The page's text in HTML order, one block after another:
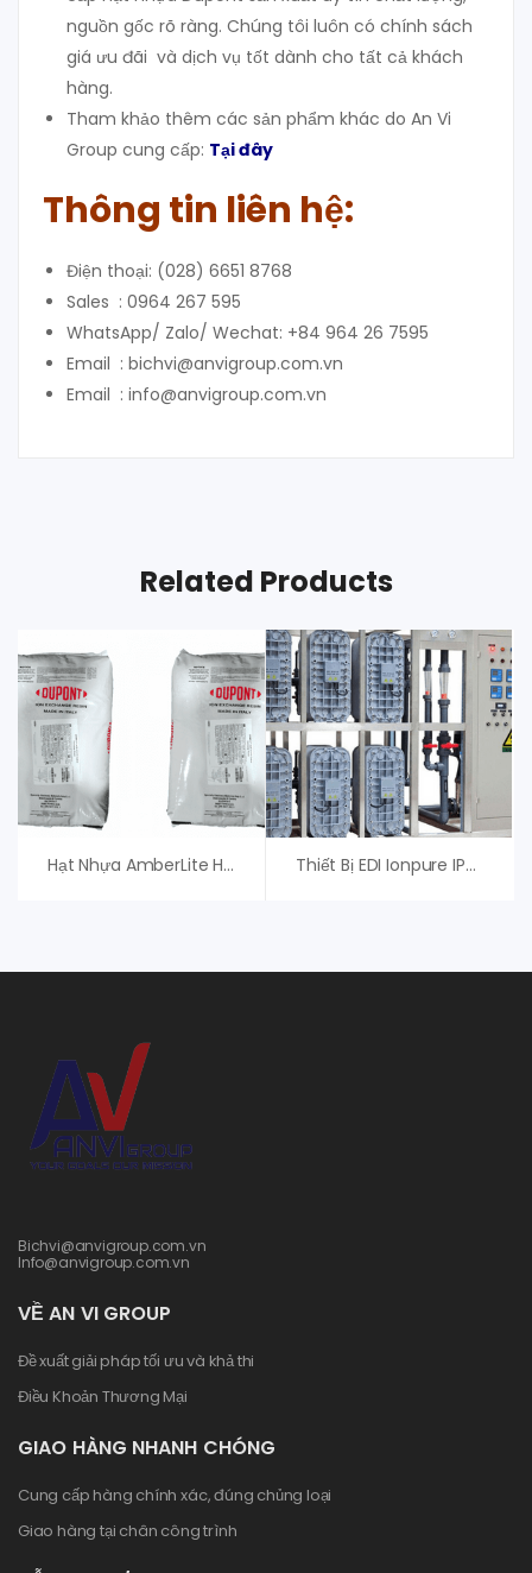
nguồn gốc rõ ràng. Chúng tôi luôn có chính sách
giá ưu đãi và dịch vụ tốt dành cho tất cả khách
hàng.
Tham khảo thêm các sản phẩm khác do An Vi
Group cung cấp: Tại đây
Thông tin liên hệ:
Điện thoại: (028) 6651 8768
Sales : 0964 267 595
WhatsApp/ Zalo/ Wechat: +84 964 26 7595
Email : bichvi@anvigroup.com.vn
Email : info@anvigroup.com.vn
Related Products
Hạt Nhựa AmberLite HPR1200 H – Chính Hãng Thiết Bị EDI Ionpure IP-LXM24HI-3 Xylem (Evoqua)
Bichvi@anvigroup.com.vn
Info@anvigroup.com.vn
VỀ AN VI GROUP
Đề xuất giải pháp tối ưu và khả thi
Điều Khoản Thương Mại
GIAO HÀNG NHANH CHÓNG
Cung cấp hàng chính xác, đúng chủng loại
Giao hàng tại chân công trình